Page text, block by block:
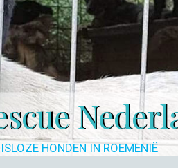
HONDEN IN ROEMENIË